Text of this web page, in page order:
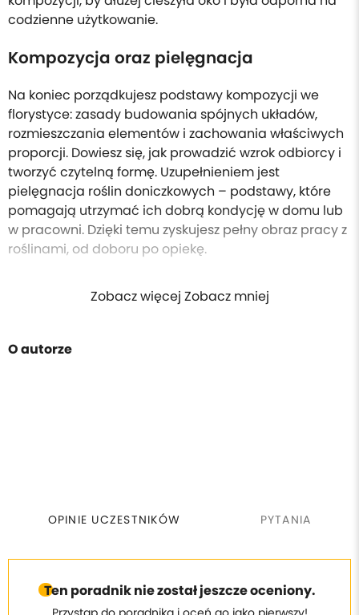
codzienne użytkowanie.
Kompozycja oraz pielęgnacja
Na koniec porządkujesz podstawy kompozycji we
florystyce: zasady budowania spójnych układów,
rozmieszczania elementów i zachowania właściwych
proporcji. Dowiesz się, jak prowadzić wzrok odbiorcy i
tworzyć czytelną formę. Uzupełnieniem jest
pielęgnacja roślin doniczkowych – podstawy, które
pomagają utrzymać ich dobrą kondycję w domu lub
w pracowni. Dzięki temu zyskujesz pełny obraz pracy z
roślinami, od doboru po opiekę.
Zobacz więcej Zobacz mniej
O autorze
OPINIE UCZESTNIKÓW PYTANIA
Ten poradnik nie został jeszcze oceniony.